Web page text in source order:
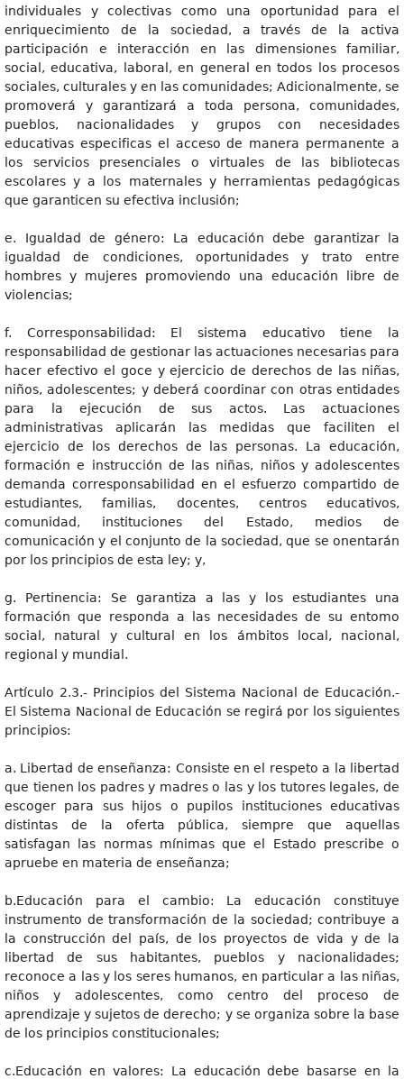
individuales y colectivas como una oportunidad para el
enriquecimiento de la sociedad, a través de la activa
participación e interacción en las dimensiones familiar,
social, educativa, laboral, en general en todos los procesos
sociales, culturales y en las comunidades; Adicionalmente, se
promoverá y garantizará a toda persona, comunidades,
pueblos, nacionalidades y grupos con necesidades
educativas especificas el acceso de manera permanente a
los servicios presenciales o virtuales de las bibliotecas
escolares y a los maternales y herramientas pedagógicas
que garanticen su efectiva inclusión;
e. Igualdad de género: La educación debe garantizar la
igualdad de condiciones, oportunidades y trato entre
hombres y mujeres promoviendo una educación libre de
violencias;
f. Corresponsabilidad: El sistema educativo tiene la
responsabilidad de gestionar las actuaciones necesarias para
hacer efectivo el goce y ejercicio de derechos de las niñas,
niños, adolescentes; y deberá coordinar con otras entidades
para la ejecución de sus actos. Las actuaciones
administrativas aplicarán las medidas que faciliten el
ejercicio de los derechos de las personas. La educación,
formación e instrucción de las niñas, niños y adolescentes
demanda corresponsabilidad en el esfuerzo compartido de
estudiantes, familias, docentes, centros educativos,
comunidad, instituciones del Estado, medios de
comunicación y el conjunto de la sociedad, que se onentarán
por los principios de esta ley; y,
g. Pertinencia: Se garantiza a las y los estudiantes una
formación que responda a las necesidades de su entomo
social, natural y cultural en los ámbitos local, nacional,
regional y mundial.
Artículo 2.3.- Principios del Sistema Nacional de Educación.-
El Sistema Nacional de Educación se regirá por los siguientes
principios:
a. Libertad de enseñanza: Consiste en el respeto a la libertad
que tienen los padres y madres o las y los tutores legales, de
escoger para sus hijos o pupilos instituciones educativas
distintas de la oferta pública, siempre que aquellas
satisfagan las normas mínimas que el Estado prescribe o
apruebe en materia de enseñanza;
b.Educación para el cambio: La educación constituye
instrumento de transformación de la sociedad; contribuye a
la construcción del país, de los proyectos de vida y de la
libertad de sus habitantes, pueblos y nacionalidades;
reconoce a las y los seres humanos, en particular a las niñas,
niños y adolescentes, como centro del proceso de
aprendizaje y sujetos de derecho; y se organiza sobre la base
de los principios constitucionales;
c.Educación en valores: La educación debe basarse en la